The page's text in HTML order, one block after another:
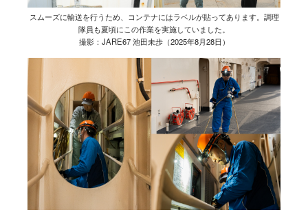
スムーズに輸送を行うため、コンテナにはラベルが貼ってあります。調理
隊員も夏頃にこの作業を実施していました。
撮影：JARE67 池田未歩（2025年8月28日）